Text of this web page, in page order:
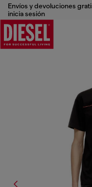
Envíos y devoluciones
inicia sesión